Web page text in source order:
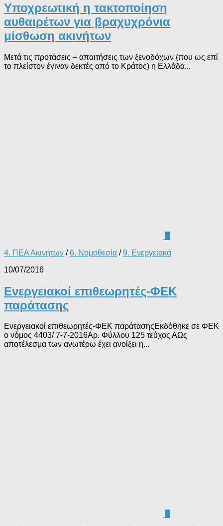
Υποχρεωτική η τακτοποίηση
αυθαιρέτων για βραχυχρόνια
μίσθωση ακινήτων
Μετά τις προτάσεις – απαιτήσεις των ξενοδόχων (που ως επί
τo πλείστoν έγιναν δεκτές από το Κράτος) η Ελλάδα...
4. ΠΕΑ Ακινήτων /6. Νομοθεσία /9. Ενεργειακά
10/07/2016
Ενεργειακοί επιθεωρητές-ΦΕΚ
παράτασης
Ενεργειακοί επιθεωρητές-ΦΕΚ παράτασηςΕκδόθηκε σε ΦΕΚ
ο νόμος 4403/ 7-7-2016Αρ. Φύλλου 125 τεύχος ΑΩς
αποτέλεσμα των ανωτέρω έχει ανοίξει η...